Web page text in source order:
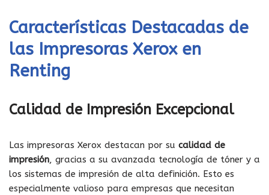
Características Destacadas de
las Impresoras Xerox en
Renting
Calidad de Impresión Excepcional
Las impresoras Xerox destacan por su calidad de
impresión, gracias a su avanzada tecnología de tóner y a
los sistemas de impresión de alta definición. Esto es
especialmente valioso para empresas que necesitan